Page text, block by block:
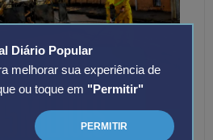
Diário Popular
melhorar sua experiência de
ou toque em "Permitir"
PERMITIR